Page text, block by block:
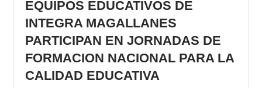
EQUIPOS EDUCATIVOS DE
INTEGRA MAGALLANES
PARTICIPAN EN JORNADAS DE
FORMACION NACIONAL PARA LA
CALIDAD EDUCATIVA